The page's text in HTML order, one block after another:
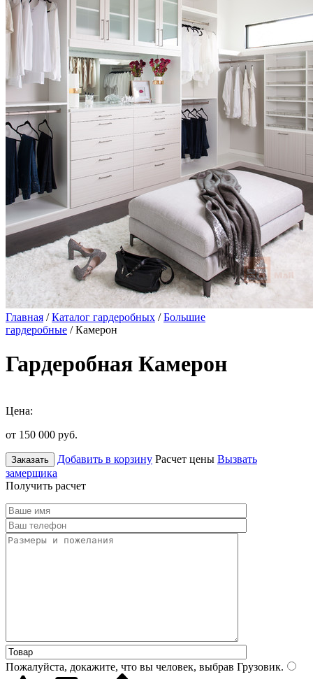
Главная /Каталог гардеробных /Большие
гардеробные / Камерон
Гардеробная Камерон
Цена:
от 150 000 руб.
Заказать Добавить в корзину Расчет цены Вызвать
замерщика
Получить расчет
Пожалуйста, докажите, что вы человек, выбрав Грузовик.